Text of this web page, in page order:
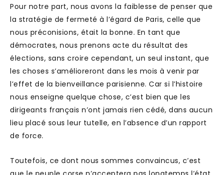
Pour notre part, nous avons la faiblesse de penser que
la stratégie de fermeté à l’égard de Paris, celle que
nous préconisions, était la bonne. En tant que
démocrates, nous prenons acte du résultat des
élections, sans croire cependant, un seul instant, que
les choses s’amélioreront dans les mois à venir par
l’effet de la bienveillance parisienne. Car si l’histoire
nous enseigne quelque chose, c’est bien que les
dirigeants français n’ont jamais rien cédé, dans aucun
lieu placé sous leur tutelle, en l’absence d’un rapport
de force.
Toutefois, ce dont nous sommes convaincus, c’est